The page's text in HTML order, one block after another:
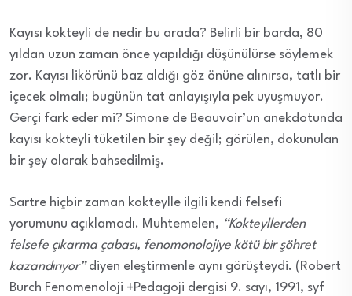
Kayısı kokteyli de nedir bu arada? Belirli bir barda, 80
yıldan uzun zaman önce yapıldığı düşünülürse söylemek
zor. Kayısı likörünü baz aldığı göz önüne alınırsa, tatlı bir
içecek olmalı; bugünün tat anlayışıyla pek uyuşmuyor.
Gerçi fark eder mi? Simone de Beauvoir’un anekdotunda
kayısı kokteyli tüketilen bir şey değil; görülen, dokunulan
bir şey olarak bahsedilmiş.
Sartre hiçbir zaman kokteylle ilgili kendi felsefi
yorumunu açıklamadı. Muhtemelen, “Kokteyllerden
felsefe çıkarma çabası, fenomonolojiye kötü bir şöhret
kazandırıyor”diyen eleştirmenle aynı görüşteydi. (Robert
Burch Fenomenoloji +Pedagoji dergisi 9. sayı, 1991, syf